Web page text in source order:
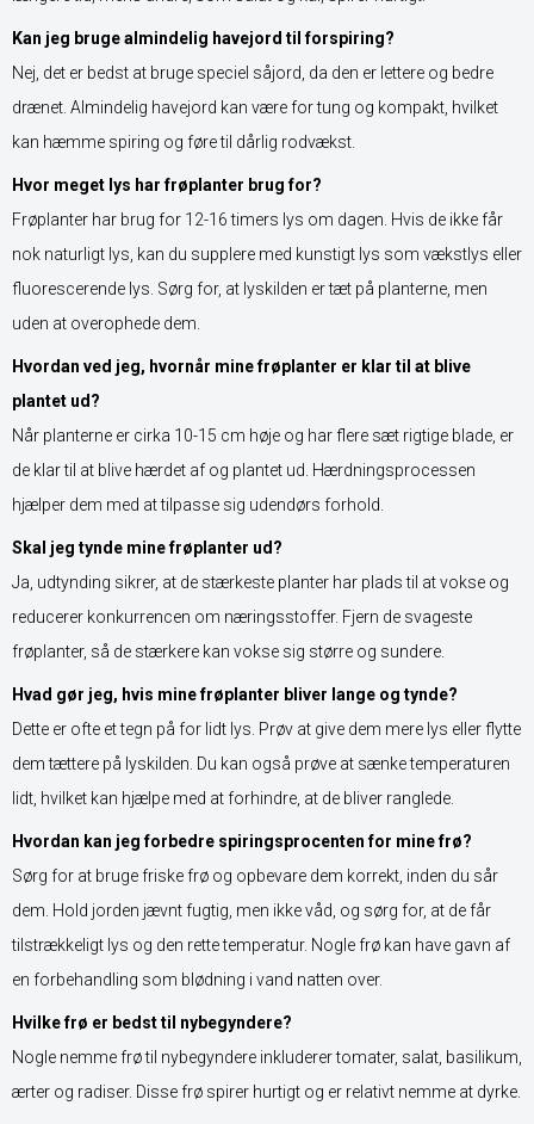
Kan jeg bruge almindelig havejord til forspiring?
Nej, det er bedst at bruge speciel såjord, da den er lettere og bedre
drænet. Almindelig havejord kan være for tung og kompakt, hvilket
kan hæmme spiring og føre til dårlig rodvækst.
Hvor meget lys har frøplanter brug for?
Frøplanter har brug for 12-16 timers lys om dagen. Hvis de ikke får
nok naturligt lys, kan du supplere med kunstigt lys som vækstlys eller
fluorescerende lys. Sørg for, at lyskilden er tæt på planterne, men
uden at overophede dem.
Hvordan ved jeg, hvornår mine frøplanter er klar til at blive
plantet ud?
Når planterne er cirka 10-15 cm høje og har flere sæt rigtige blade, er
de klar til at blive hærdet af og plantet ud. Hærdningsprocessen
hjælper dem med at tilpasse sig udendørs forhold.
Skal jeg tynde mine frøplanter ud?
Ja, udtynding sikrer, at de stærkeste planter har plads til at vokse og
reducerer konkurrencen om næringsstoffer. Fjern de svageste
frøplanter, så de stærkere kan vokse sig større og sundere.
Hvad gør jeg, hvis mine frøplanter bliver lange og tynde?
Dette er ofte et tegn på for lidt lys. Prøv at give dem mere lys eller flytte
dem tættere på lyskilden. Du kan også prøve at sænke temperaturen
lidt, hvilket kan hjælpe med at forhindre, at de bliver ranglede.
Hvordan kan jeg forbedre spiringsprocenten for mine frø?
Sørg for at bruge friske frø og opbevare dem korrekt, inden du sår
dem. Hold jorden jævnt fugtig, men ikke våd, og sørg for, at de får
tilstrækkeligt lys og den rette temperatur. Nogle frø kan have gavn af
en forbehandling som blødning i vand natten over.
Hvilke frø er bedst til nybegyndere?
Nogle nemme frø til nybegyndere inkluderer tomater, salat, basilikum,
ærter og radiser. Disse frø spirer hurtigt og er relativt nemme at dyrke.